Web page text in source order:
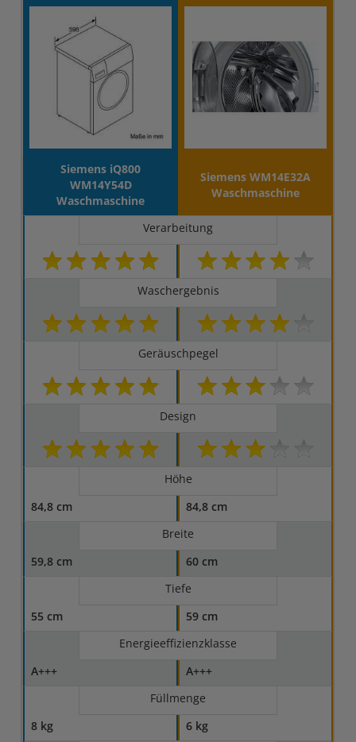
Siemens iQ800
WM14Y54D
Waschmaschine
Siemens WM14E32A
Waschmaschine
Verarbeitung
Waschergebnis
Geräuschpegel
Design
Höhe
84,8 cm
84,8 cm
Breite
59,8 cm
60 cm
Tiefe
55 cm
59 cm
Energieeffizienzklasse
A+++
A+++
Füllmenge
8 kg
6 kg